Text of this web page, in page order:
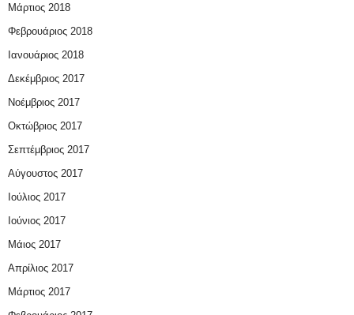
Μάρτιος 2018
Φεβρουάριος 2018
Ιανουάριος 2018
Δεκέμβριος 2017
Νοέμβριος 2017
Οκτώβριος 2017
Σεπτέμβριος 2017
Αύγουστος 2017
Ιούλιος 2017
Ιούνιος 2017
Μάιος 2017
Απρίλιος 2017
Μάρτιος 2017